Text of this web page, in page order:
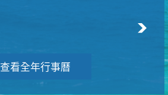
查看全年行事曆